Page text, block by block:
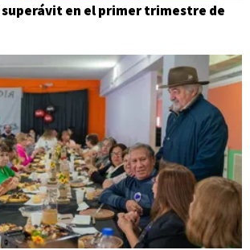
en el primer trimestre de